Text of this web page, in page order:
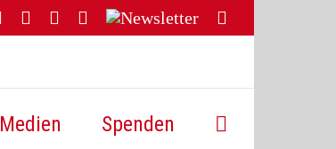
FacebookYouTubeInstagram
Threads
Newsletter
Mail
Medien Spenden